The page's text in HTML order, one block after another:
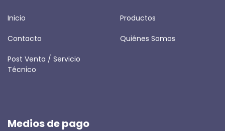
Inicio Productos
Contacto Quiénes Somos
Post Venta / Servicio
Técnico
Medios de pago